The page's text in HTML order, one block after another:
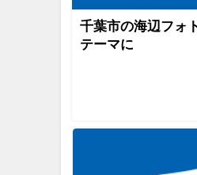
千葉市の海辺フォ
テーマに